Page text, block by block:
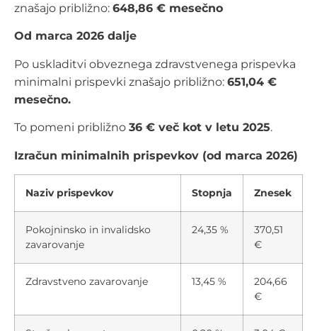
znašajo približno: 648,86 € mesečno
Od marca 2026 dalje
Po uskladitvi obveznega zdravstvenega prispevka
minimalni prispevki znašajo približno: 651,04 €
mesečno.
To pomeni približno 36 € več kot v letu 2025.
Izračun minimalnih prispevkov (od marca 2026)
Naziv prispevkov Stopnja Znesek
Pokojninsko in invalidsko
zavarovanje
24,35 %
370,51
€
Zdravstveno zavarovanje 13,45 %
204,66
€